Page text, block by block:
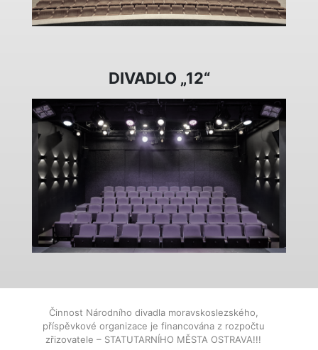
DIVADLO „12“
Činnost Národního divadla moravskoslezského,
příspěvkové organizace je financována z rozpočtu
zřizovatele – STATUTARNÍHO MĚSTA OSTRAVA!!!